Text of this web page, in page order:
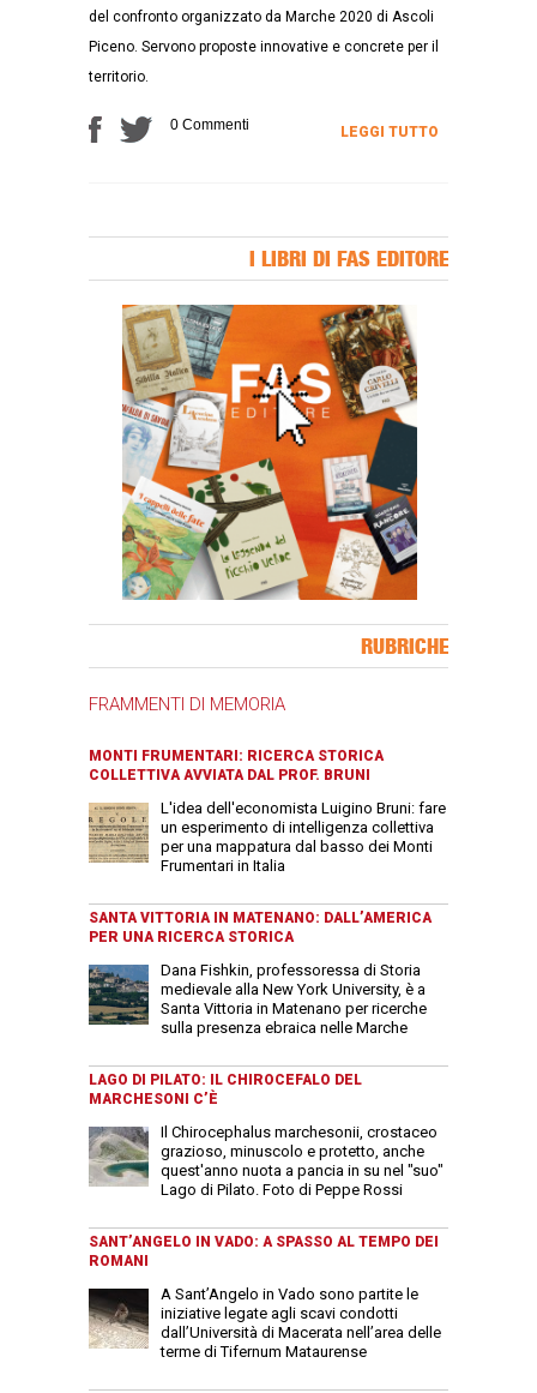
del confronto organizzato da Marche 2020 di Ascoli
Piceno. Servono proposte innovative e concrete per il
territorio.
0 Commenti LEGGI TUTTO
I LIBRI DI FAS EDITORE
RUBRICHE
FRAMMENTI DI MEMORIA
MONTI FRUMENTARI: RICERCA STORICA
COLLETTIVA AVVIATA DAL PROF. BRUNI
L'idea dell'economista Luigino Bruni: fare
un esperimento di intelligenza collettiva
per una mappatura dal basso dei Monti
Frumentari in Italia
SANTA VITTORIA IN MATENANO: DALL’AMERICA
PER UNA RICERCA STORICA
Dana Fishkin, professoressa di Storia
medievale alla New York University, è a
Santa Vittoria in Matenano per ricerche
sulla presenza ebraica nelle Marche
LAGO DI PILATO: IL CHIROCEFALO DEL
MARCHESONI C’È
Il Chirocephalus marchesonii, crostaceo
grazioso, minuscolo e protetto, anche
quest'anno nuota a pancia in su nel "suo"
Lago di Pilato. Foto di Peppe Rossi
SANT’ANGELO IN VADO: A SPASSO AL TEMPO DEI
ROMANI
A Sant’Angelo in Vado sono partite le
iniziative legate agli scavi condotti
dall’Università di Macerata nell’area delle
terme di Tifernum Mataurense